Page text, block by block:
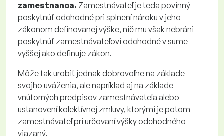
zamestnanca. Zamestnávateľ je teda povinný
poskytnúť odchodné pri splnení nároku v jeho
zákonom definovanej výške, nič mu však nebráni
poskytnúť zamestnávateľovi odchodné v sume
vyššej ako definuje zákon.
Môže tak urobiť jednak dobrovoľne na základe
svojho uváženia, ale napríklad aj na základe
vnútorných predpisov zamestnávateľa alebo
ustanovení kolektívnej zmluvy, ktorými je potom
zamestnávateľ pri určovaní výšky odchodného
viazaný.